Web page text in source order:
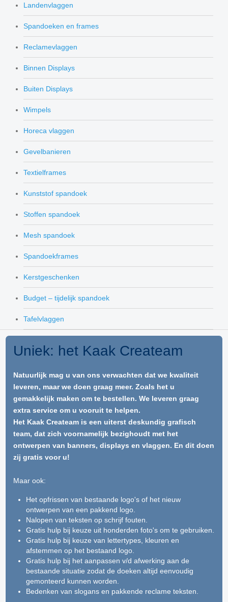
Landenvlaggen
Spandoeken en frames
Reclamevlaggen
Binnen Displays
Buiten Displays
Wimpels
Horeca vlaggen
Gevelbanieren
Textielframes
Kunststof spandoek
Stoffen spandoek
Mesh spandoek
Spandoekframes
Kerstgeschenken
Budget – tijdelijk spandoek
Tafelvlaggen
Uniek: het Kaak Createam
Natuurlijk mag u van ons verwachten dat we kwaliteit
leveren, maar we doen graag meer. Zoals het u
gemakkelijk maken om te bestellen. We leveren graag
extra service om u vooruit te helpen.
Het Kaak Createam is een uiterst deskundig grafisch
team, dat zich voornamelijk bezighoudt met het
ontwerpen van banners, displays en vlaggen. En dit doen
zij gratis voor u!
Maar ook:
Het opfrissen van bestaande logo's of het nieuw
ontwerpen van een pakkend logo.
Nalopen van teksten op schrijf fouten.
Gratis hulp bij keuze uit honderden foto's om te gebruiken.
Gratis hulp bij keuze van lettertypes, kleuren en
afstemmen op het bestaand logo.
Gratis hulp bij het aanpassen v/d afwerking aan de
bestaande situatie zodat de doeken altijd eenvoudig
gemonteerd kunnen worden.
Bedenken van slogans en pakkende reclame teksten.